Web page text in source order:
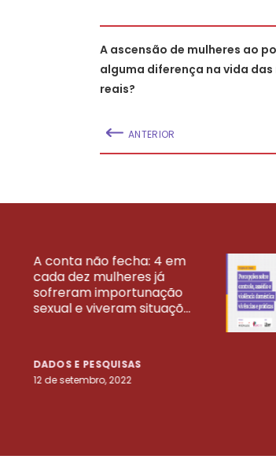
A ascensão de mulheres ao
alguma diferença na vida das
reais?
ANTERIOR
A conta não fecha: 4 em
cada dez mulheres já
sofreram importunação
sexual e viveram situaçõ...
DADOS E PESQUISAS
12 de setembro, 2022